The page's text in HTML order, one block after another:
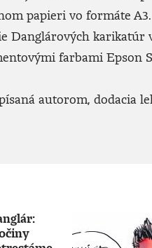
papieri vo formáte A3.
farbami
autorom, dodacia